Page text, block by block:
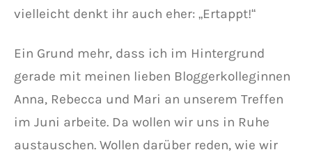
vielleicht denkt ihr auch eher: „Ertappt!“
Ein Grund mehr, dass ich im Hintergrund
gerade mit meinen lieben Bloggerkolleginnen
Anna, Rebecca und Mari an unserem Treffen
im Juni arbeite. Da wollen wir uns in Ruhe
austauschen. Wollen darüber reden, wie wir